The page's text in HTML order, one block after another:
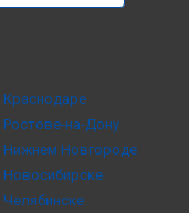
Краснодаре
Ростове-на-Дону
Нижнем Новгороде
Новосибирске
Челябинске